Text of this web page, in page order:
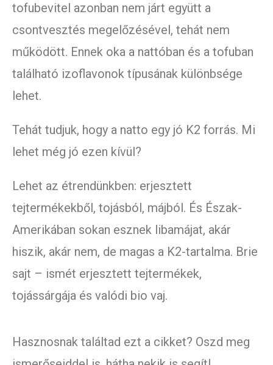
tofubevitel azonban nem járt együtt a
csontvesztés megelőzésével, tehát nem
működött. Ennek oka a nattóban és a tofuban
található izoflavonok típusának különbsége
lehet.
Tehát tudjuk, hogy a natto egy jó K2 forrás. Mi
lehet még jó ezen kívül?
Lehet az étrendünkben: erjesztett
tejtermékekből, tojásból, májból. És Észak-
Amerikában sokan esznek libamájat, akár
hiszik, akár nem, de magas a K2-tartalma. Brie
sajt – ismét erjesztett tejtermékek,
tojássárgája és valódi bio vaj.
Hasznosnak találtad ezt a cikket? Oszd meg